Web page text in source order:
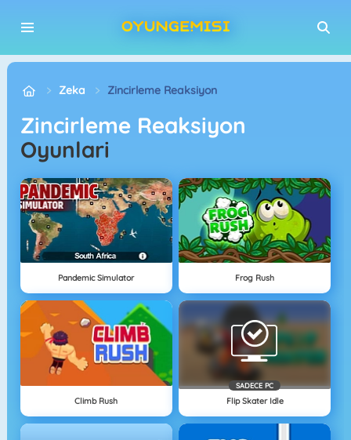
Zeka Zincirleme Reaksiyon
Zincirleme Reaksiyon
Oyunlari
Pandemic Simulator Frog Rush
Climb Rush
SADECE PC
Flip Skater Idle